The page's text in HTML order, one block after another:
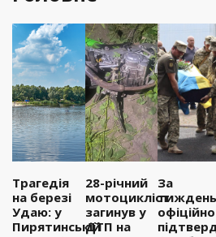
Трагедія
на березі
Удаю: у
Пирятинській
28-річний
мотоцикліст
загинув у
ДТП на
За
тиждень
офіційно